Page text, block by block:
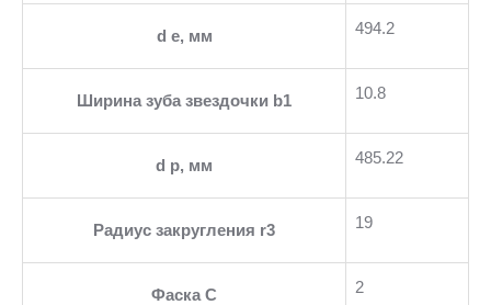
d e, мм 494.2
Ширина зуба звездочки b1 10.8
d p, мм 485.22
Радиус закругления r3 19
Фаска C 2